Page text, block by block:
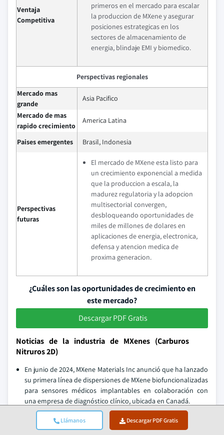
Llámanos Descargar PDF Gratis
Ventaja
Competitiva
primeros en el mercado para escalar
la produccion de MXene y asegurar
posiciones estrategicas en los
sectores de almacenamiento de
energia, blindaje EMI y biomedico.
Perspectivas regionales
Mercado mas
grande
Asia Pacifico
Mercado de mas
rapido crecimiento
America Latina
Paises emergentes Brasil, Indonesia
Perspectivas
futuras
El mercado de MXene esta listo para
un crecimiento exponencial a medida
que la produccion a escala, la
madurez regulatoria y la adopcion
multisectorial convergen,
desbloqueando oportunidades de
miles de millones de dolares en
aplicaciones de energia, electronica,
defensa y atencion medica de
proxima generacion.
¿Cuáles son las oportunidades de crecimiento en
este mercado?
Descargar PDF Gratis
Noticias de la industria de MXenes (Carburos
Nitruros 2D)
En junio de 2024, MXene Materials Inc anunció que ha lanzado
su primera línea de dispersiones de MXene biofuncionalizadas
para sensores médicos implantables en colaboración con
una empresa de diagnóstico clínico, ubicada en Canadá.
En mayo de 2024, Advanced Quantum Technologies anunció
que han recibido con éxito una subvención de USD 3 millones